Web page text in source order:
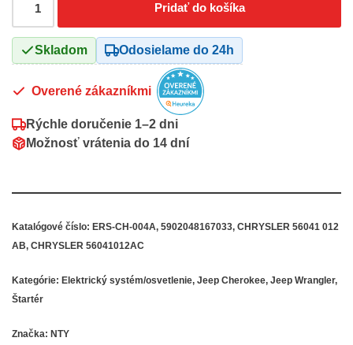
Pridať do košíka
Skladom Odosielame do 24h
Overené zákazníkmi
Rýchle doručenie 1–2 dni
Možnosť vrátenia do 14 dní
Katalógové číslo: ERS-CH-004A, 5902048167033, CHRYSLER 56041 012
AB, CHRYSLER 56041012AC
Kategórie: Elektrický systém/osvetlenie, Jeep Cherokee, Jeep Wrangler,
Štartér
Značka: NTY